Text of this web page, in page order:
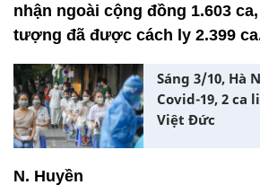
nhận ngoài cộng đồng 1.603
tượng đã được cách ly 2.399
Sáng 3/10, Hà
Covid-19, 2 ca
Việt Đức
N. Huyền